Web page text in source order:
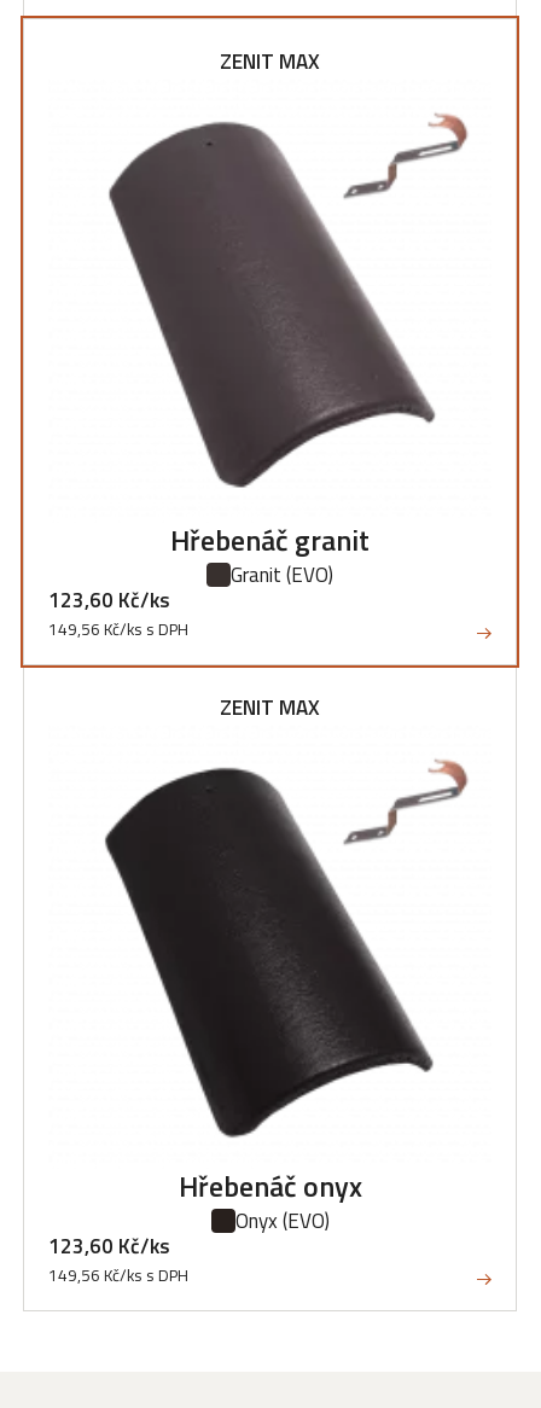
ZENIT MAX
Hřebenáč granit
Granit(EVO)
123,60 Kč/ks
149,56 Kč/ks s DPH
ZENIT MAX
Hřebenáč onyx
Onyx(EVO)
123,60 Kč/ks
149,56 Kč/ks s DPH